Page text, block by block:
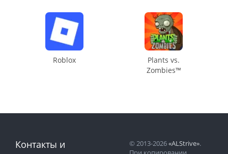
Roblox
Plants vs.
Zombies™
Контакты и
© 2013-2026«ALStrive».